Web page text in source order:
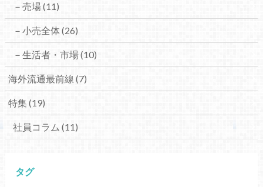
－売場(11)
－小売全体(26)
－生活者・市場(10)
海外流通最前線 (7)
特集(19)
社員コラム (11)
タグ